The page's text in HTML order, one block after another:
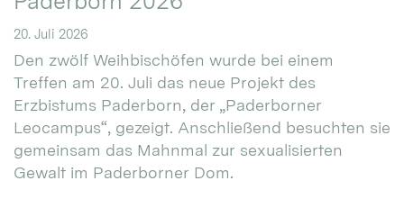
20. Juli 2026
Den zwölf Weihbischöfen wurde bei einem
Treffen am 20. Juli das neue Projekt des
Erzbistums Paderborn, der „Paderborner
Leocampus“, gezeigt. Anschließend besuchten sie
gemeinsam das Mahnmal zur sexualisierten
Gewalt im Paderborner Dom.